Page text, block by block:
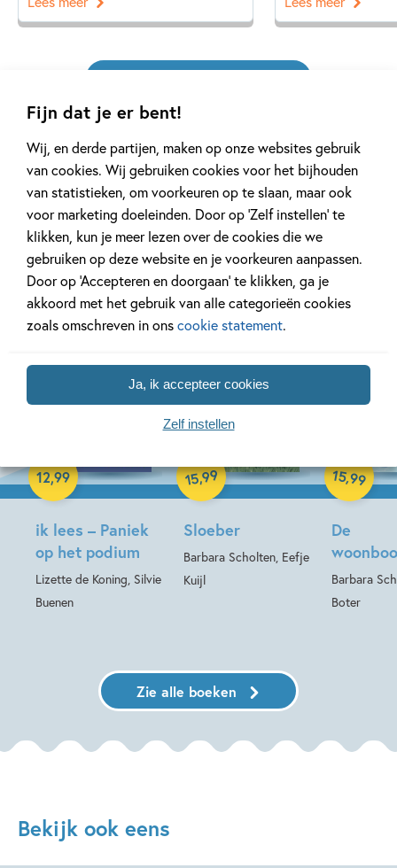
Fijn dat je er bent!
Wij, en derde partijen, maken op onze websites gebruik
van cookies. Wij gebruiken cookies voor het bijhouden
van statistieken, om voorkeuren op te slaan, maar ook
voor marketing doeleinden. Door op ‘Zelf instellen’ te
klikken, kun je meer lezen over de cookies die we
gebruiken op deze website en je voorkeuren aanpassen.
Door op ‘Accepteren en doorgaan’ te klikken, ga je
akkoord met het gebruik van alle categorieën cookies
zoals omschreven in onscookie statement.
Ja, ik accepteer cookies
Zelf instellen
Meer van deze auteur
ik lees – Paniek
op het podium
Lizette de Koning, Silvie
Buenen
12,99
Sloeber
Barbara Scholten, Eefje
Kuijl
15,99
Hardcover
De
Barbara
Boter
15,99
Zie alle boeken
Bekijk ook eens